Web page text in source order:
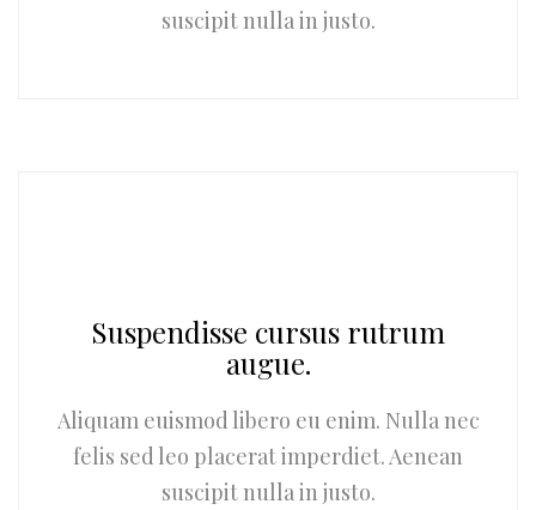
suscipit nulla in justo.
Suspendisse cursus rutrum
augue.
Aliquam euismod libero eu enim. Nulla nec
felis sed leo placerat imperdiet. Aenean
suscipit nulla in justo.